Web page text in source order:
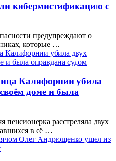
кибермистификацию с
предупреждают о
которые …
Калифорнии убила
доме и была
пенсионерка расстреляла двух
в её …